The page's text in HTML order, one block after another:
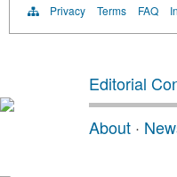
Privacy Terms FAQ
Editorial
About ·